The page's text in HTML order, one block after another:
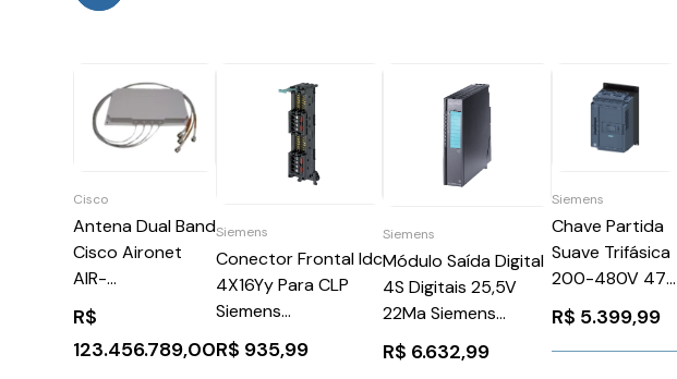
Cisco
Antena Dual Band
Cisco Aironet
AIR-
ANT2566P4W-R
R$
123.456.789,00
Siemens
Conector Frontal Idc
4X16Yy Para CLP
Siemens
6ES79215AB200AA0
R$ 935,99
Siemens
Módulo Saída Digital
4S Digitais 25,5V
22Ma Siemens
6ES71327GD300AB0
R$ 6.632,99
Siemens
Chave Partida
Suave Trifásica
200-480V 47A
110-220V
3RW52243AC14
Siemens
R$ 5.399,99